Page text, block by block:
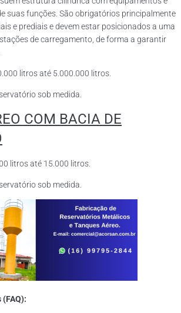
suas funções. São obrigatórios principalmente
e prediais e devem estar posicionados a uma
de carregamento, de forma a garantir
litros até 5.000.000 litros.
sob medida.
COM BACIA DE
litros até 15.000 litros.
sob medida.